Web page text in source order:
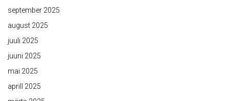
september 2025
august 2025
juuli 2025
juuni 2025
mai 2025
aprill 2025